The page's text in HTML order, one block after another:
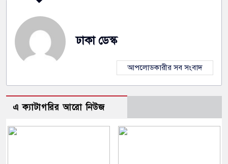
ঢাকা ডেস্ক
আপলোডকারীর সব সংবাদ
এ ক্যাটাগরির আরো নিউজ